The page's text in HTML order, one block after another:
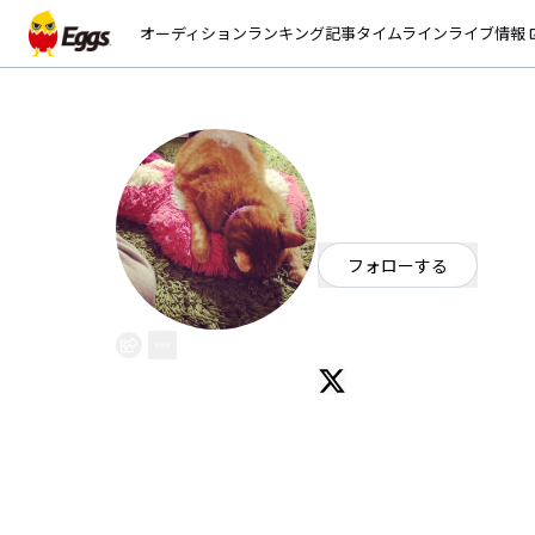
オーディションランキング記事タイムラインライブ情報
フォローする